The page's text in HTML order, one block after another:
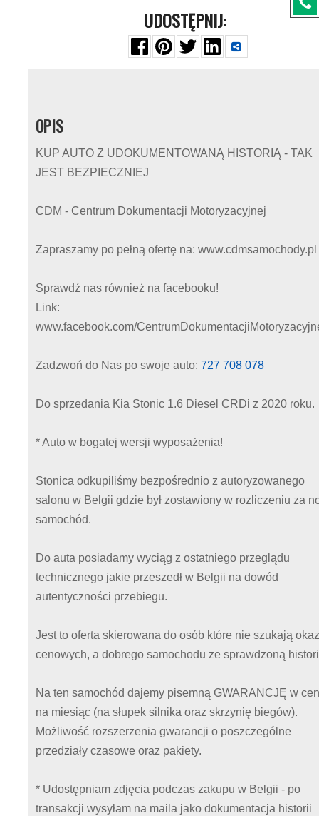
UDOSTĘPNIJ:
OPIS
KUP AUTO Z UDOKUMENTOWANĄ HISTORIĄ - TAK
JEST BEZPIECZNIEJ
CDM - Centrum Dokumentacji Motoryzacyjnej
Zapraszamy po pełną ofertę na: www.cdmsamochody.pl
Sprawdź nas również na facebooku!
Link:
www.facebook.com/
Zadzwoń do Nas po swoje auto: 727 708 078
Do sprzedania Kia Stonic 1.6 Diesel CRDi z 2020 roku.
* Auto w bogatej wersji wyposażenia!
Stonica odkupiliśmy bezpośrednio z autoryzowanego
salonu w Belgii gdzie był zostawiony w rozliczeniu za
samochód.
Do auta posiadamy wyciąg z ostatniego przeglądu
technicznego jakie przeszedł w Belgii na dowód
autentyczności przebiegu.
Jest to oferta skierowana do osób które nie szukają
cenowych, a dobrego samochodu ze sprawdzoną
Na ten samochód dajemy pisemną GWARANCJĘ w
na miesiąc (na słupek silnika oraz skrzynię biegów).
Możliwość rozszerzenia gwarancji o poszczególne
przedziały czasowe oraz pakiety.
* Udostępniam zdjęcia podczas zakupu w Belgii - po
transakcji wysyłam na maila jako dokumentacja historii